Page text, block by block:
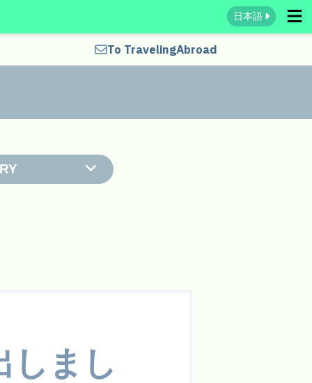
日本語
To TravelingAbroad
しまし